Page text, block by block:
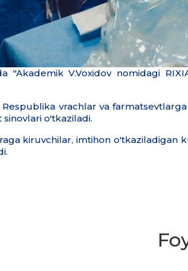
"Akademik V.Voxidov nomidagi
vrachlar va
o'tkaziladi.
kiruvchilar, imtihon o'tkaziladigan